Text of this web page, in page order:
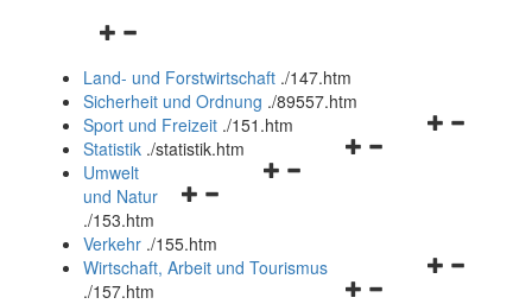
Navigationsmenü
und
schließen
Land- und Forstwirtschaft ./147.htm
Sicherheit und Ordnung ./89557.htm
Navigationsmenü
Sport und Freizeit ./151.htm
Navigationsmenü
Statistik ./statistik.htm
Navigationsmenü
und
schließen
Umwelt
und Natur
./153.htm
Verkehr ./155.htm
Navigationsmenü
Wirtschaft, Arbeit und Tourismus
./157.htm